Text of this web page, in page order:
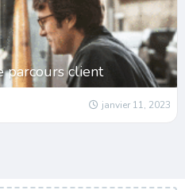
parcours client
janvier 11, 2023